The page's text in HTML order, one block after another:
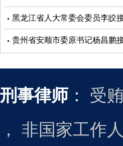
受审查调查
黑龙江省人大常委会委员李皎
受审查调查
贵州省安顺市委原书记杨昌鹏
刑事律师 ： 受
，
非国家工作